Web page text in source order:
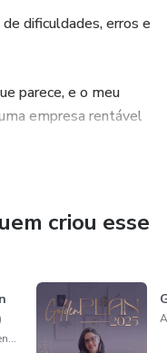
dificuldades, erros e
parece, e o meu
empresa rentável
reais de
muitos projetos,
:)
criou esse
Ana LeBear | Empreender com Afeto